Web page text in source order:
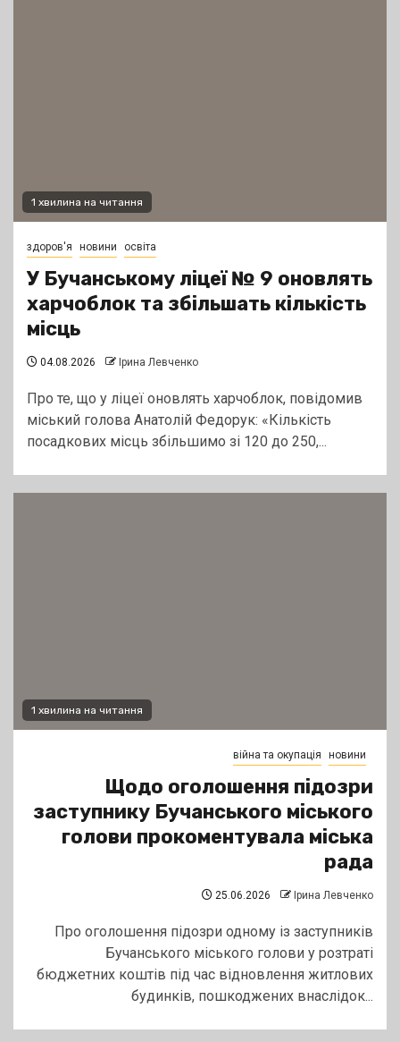
1 хвилина на читання
здоров'я новини освіта
У Бучанському ліцеї № 9 оновлять
харчоблок та збільшать кількість
місць
04.08.2026 Ірина Левченко
Про те, що у ліцеї оновлять харчоблок, повідомив
міський голова Анатолій Федорук: «Кількість
посадкових місць збільшимо зі 120 до 250,...
1 хвилина на читання
війна та окупація новини
Щодо оголошення підозри
заступнику Бучанського міського
голови прокоментувала міська
рада
25.06.2026 Ірина Левченко
Про оголошення підозри одному із заступників
Бучанського міського голови у розтраті
бюджетних коштів під час відновлення житлових
будинків, пошкоджених внаслідок...